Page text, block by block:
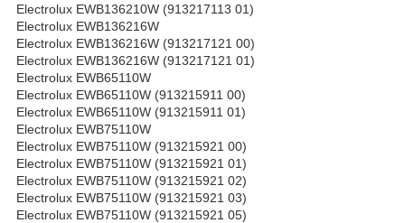
Electrolux EWB136210W (913217113 01)
Electrolux EWB136216W
Electrolux EWB136216W (913217121 00)
Electrolux EWB136216W (913217121 01)
Electrolux EWB65110W
Electrolux EWB65110W (913215911 00)
Electrolux EWB65110W (913215911 01)
Electrolux EWB75110W
Electrolux EWB75110W (913215921 00)
Electrolux EWB75110W (913215921 01)
Electrolux EWB75110W (913215921 02)
Electrolux EWB75110W (913215921 03)
Electrolux EWB75110W (913215921 05)